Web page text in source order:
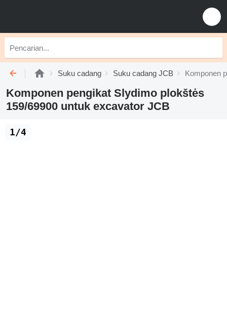
Suku cadang Suku cadang JCB Komponen
Komponen pengikat Slydimo plokštės
159/69900 untuk excavator JCB
1/4